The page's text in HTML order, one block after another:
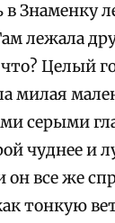
Знаменку
лежала
Целый
милая
серыми
чуднее и
все же
тонкую